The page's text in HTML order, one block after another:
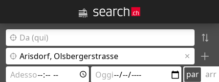
par arr